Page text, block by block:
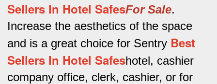
Sellers In Hotel SafesFor Sale.
Increase the aesthetics of the space
and is a great choice for Sentry Best
Sellers In Hotel Safeshotel, cashier
company office, clerk, cashier, or for